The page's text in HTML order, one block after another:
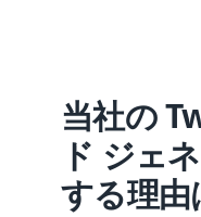
当社の
ド ジェ
する理由